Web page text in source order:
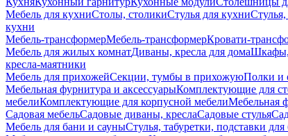
Мебель для кухниСтолы, столикиСтулья для кухни
кухни
Мебель-трансформерМебель-трансформерКровати-
Мебель для жилых комнатДиваны, кресла для домаШкафы,
кресла-маятники
Мебель для прихожейСекции, тумбы в прихожуюПолки и
Мебельная фурнитура и аксессуарыКомплектующие для
мебелиКомплектующие для корпусной мебелиМебельная
Садовая мебельСадовые диваны, креслаСадовые стулья
Мебель для бани и сауныСтулья, табуретки, подставки для